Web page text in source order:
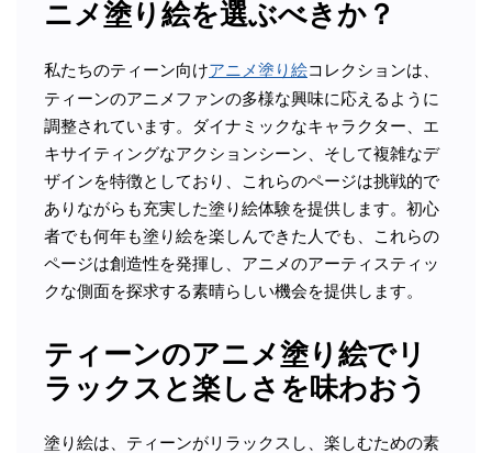
ニメ塗り絵を選ぶべきか？
私たちのティーン向けアニメ塗り絵コレクションは、
ティーンのアニメファンの多様な興味に応えるように
調整されています。ダイナミックなキャラクター、エ
キサイティングなアクションシーン、そして複雑なデ
ザインを特徴としており、これらのページは挑戦的で
ありながらも充実した塗り絵体験を提供します。初心
者でも何年も塗り絵を楽しんできた人でも、これらの
ページは創造性を発揮し、アニメのアーティスティッ
クな側面を探求する素晴らしい機会を提供します。
ティーンのアニメ塗り絵でリ
ラックスと楽しさを味わおう
塗り絵は、ティーンがリラックスし、楽しむための素